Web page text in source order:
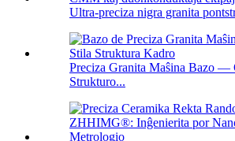
Ultra-preciza nigra granita
Preciza Granita Maŝina Bazo —
Strukturo...